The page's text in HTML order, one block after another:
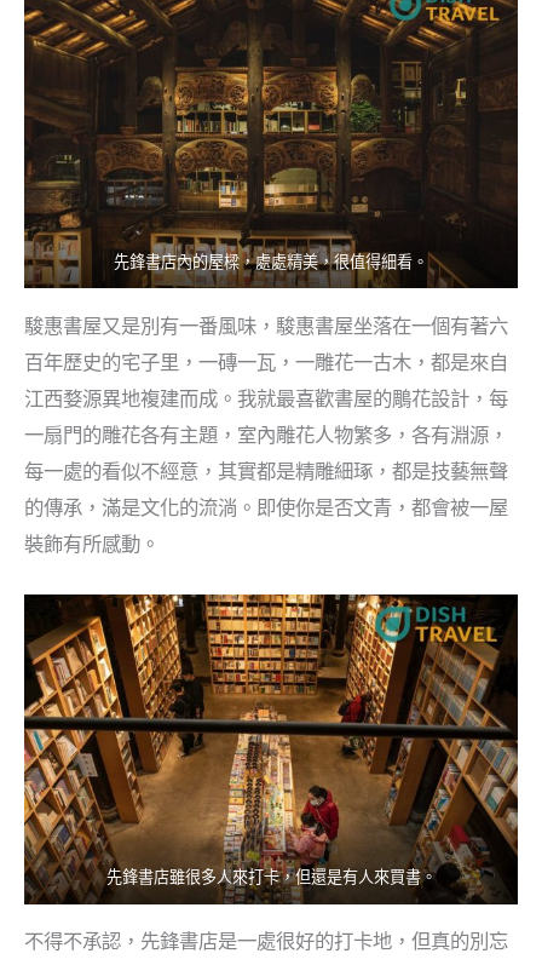
先鋒書店內的屋樑，處處精美，很值得細看。
駿惠書屋又是別有一番風味，駿惠書屋坐落在一個有著六
百年歷史的宅子里，一磚一瓦，一雕花一古木，都是來自
江西婺源異地複建而成。我就最喜歡書屋的鵰花設計，每
一扇門的雕花各有主題，室內雕花人物繁多，各有淵源，
每一處的看似不經意，其實都是精雕細琢，都是技藝無聲
的傳承，滿是文化的流淌。即使你是否文青，都會被一屋
裝飾有所感動。
先鋒書店雖很多人來打卡，但還是有人來買書。
不得不承認，先鋒書店是一處很好的打卡地，但真的別忘